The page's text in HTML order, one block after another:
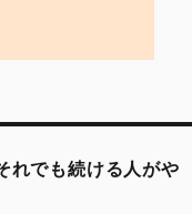
れでも続ける人がや